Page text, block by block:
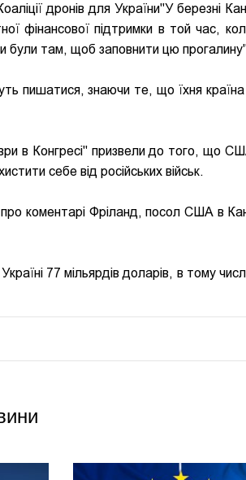
дронів для України"У березні
фінансової підтримки в той час,
були там, щоб заповнити цю
пишатися, знаючи те, що їхня
в Конгресі" призвели до того, що
себе від російських військ.
про коментарі Фріланд, посол США в
77 мільярдів доларів, в тому